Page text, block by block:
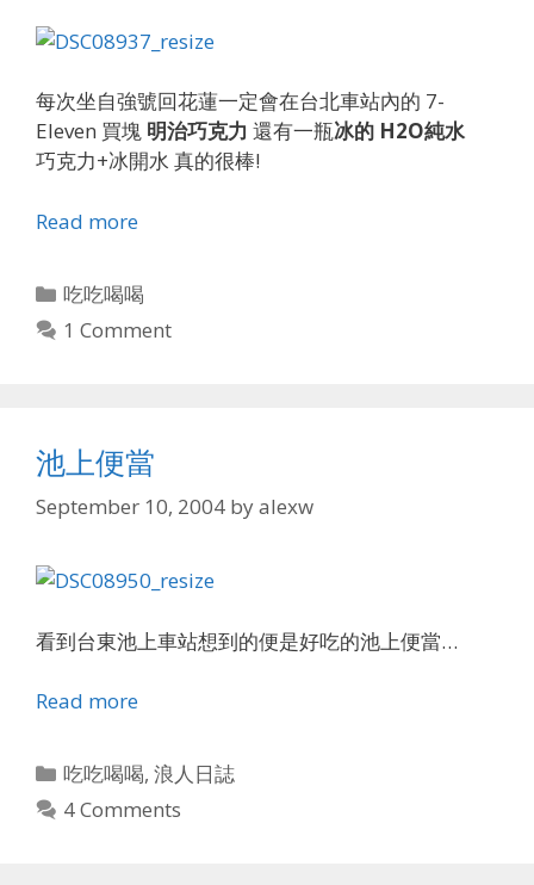
每次坐自強號回花蓮一定會在台北車站內的 7-
Eleven 買塊 明治巧克力 還有一瓶冰的 H2O純水
巧克力+冰開水 真的很棒!
Read more
Categories
吃吃喝喝
1 Comment
池上便當
September 10, 2004 byalexw
看到台東池上車站想到的便是好吃的池上便當…
Read more
Categories
吃吃喝喝,浪人日誌
4 Comments